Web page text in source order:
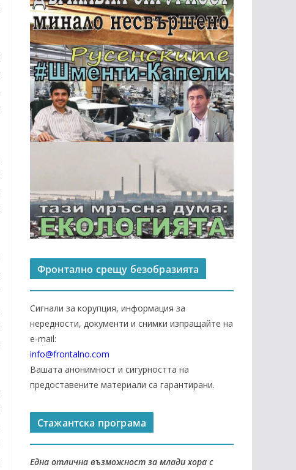
Фронтално срещу безобразията
Сигнали за корупция, информация за
нередности, документи и снимки изпращайте на
е-mail:
info@frontalno.com
Вашата анонимност и сигурността на
предоставените материали са гарантирани.
Стажантска програма
Една отлична възможност за млади хора с